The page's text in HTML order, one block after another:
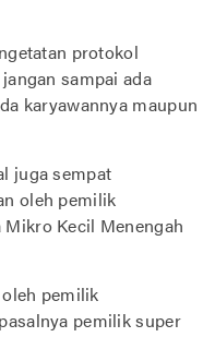
protokol
sampai ada
karyawannya maupun
juga sempat
oleh pemilik
Kecil Menengah
pemilik
pemilik super